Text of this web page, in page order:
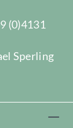
(0)4131
Sperling